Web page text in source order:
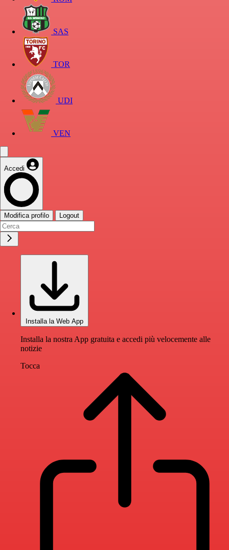
SAS
TOR
UDI
VEN
Accedi
Modifica profilo Logout
Installa la Web App
Installa la nostra App gratuita e accedi più velocemente alle
notizie
Tocca